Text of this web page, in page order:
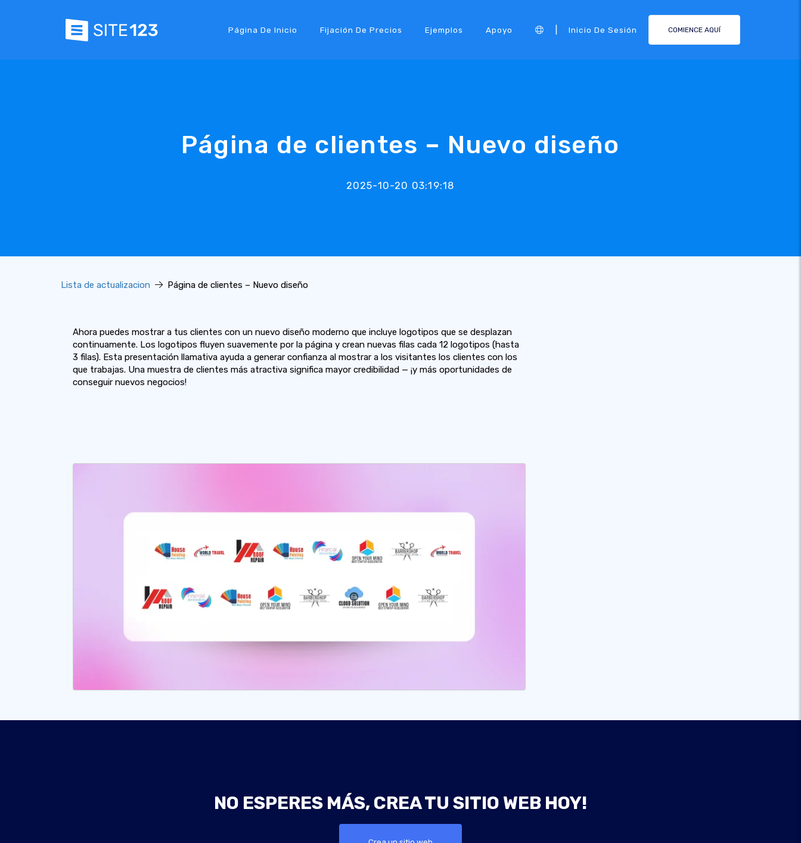
Página De Inicio Fijación De Precios Ejemplos Apoyo Inicio De Sesión COMIENCE AQUÍ
Página de clientes – Nuevo diseño
2025-10-20 03:19:18
Lista de actualizacion Página de clientes – Nuevo diseño
Ahora puedes mostrar a tus clientes con un nuevo diseño moderno que incluye logotipos que se desplazan
continuamente. Los logotipos fluyen suavemente por la página y crean nuevas filas cada 12 logotipos (hasta
3 filas). Esta presentación llamativa ayuda a generar confianza al mostrar a los visitantes los clientes con los
que trabajas. Una muestra de clientes más atractiva significa mayor credibilidad — ¡y más oportunidades de
conseguir nuevos negocios!
NO ESPERES MÁS, CREA TU SITIO WEB HOY!